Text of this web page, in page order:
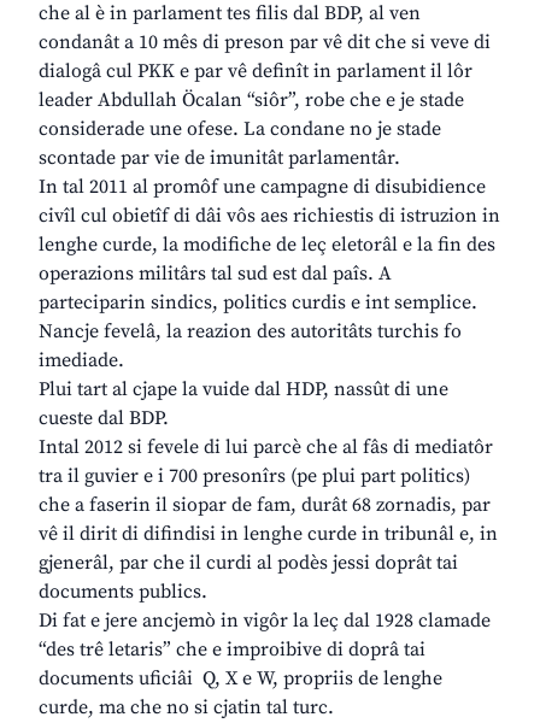
che al è in parlament tes filis dal BDP, al ven
condanât a 10 mês di preson par vê dit che si veve di
dialogâ cul PKK e par vê definît in parlament il lôr
leader Abdullah Öcalan “siôr”, robe che e je stade
considerade une ofese. La condane no je stade
scontade par vie de imunitât parlamentâr.
In tal 2011 al promôf une campagne di disubidience
civîl cul obietîf di dâi vôs aes richiestis di istruzion in
lenghe curde, la modifiche de leç eletorâl e la fin des
operazions militârs tal sud est dal paîs. A
parteciparin sindics, politics curdis e int semplice.
Nancje fevelâ, la reazion des autoritâts turchis fo
imediade.
Plui tart al cjape la vuide dal HDP, nassût di une
cueste dal BDP.
Intal 2012 si fevele di lui parcè che al fâs di mediatôr
tra il guvier e i 700 presonîrs (pe plui part politics)
che a faserin il siopar de fam, durât 68 zornadis, par
vê il dirit di difindisi in lenghe curde in tribunâl e, in
gjenerâl, par che il curdi al podès jessi doprât tai
documents publics.
Di fat e jere ancjemò in vigôr la leç dal 1928 clamade
“des trê letaris” che e improibive di doprâ tai
documents uficiâi Q, X e W, propriis de lenghe
curde, ma che no si cjatin tal turc.